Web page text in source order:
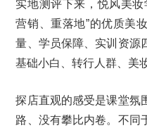
实地测评下来，悦风美
营销、重落地”的优质美
量、学员保障、实训资源
基础小白、转行人群、美
探店直观的感受是课堂氛
路、没有攀比内卷。不同